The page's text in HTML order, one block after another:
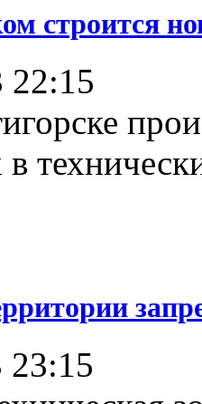
строится
22:15
в
23:15